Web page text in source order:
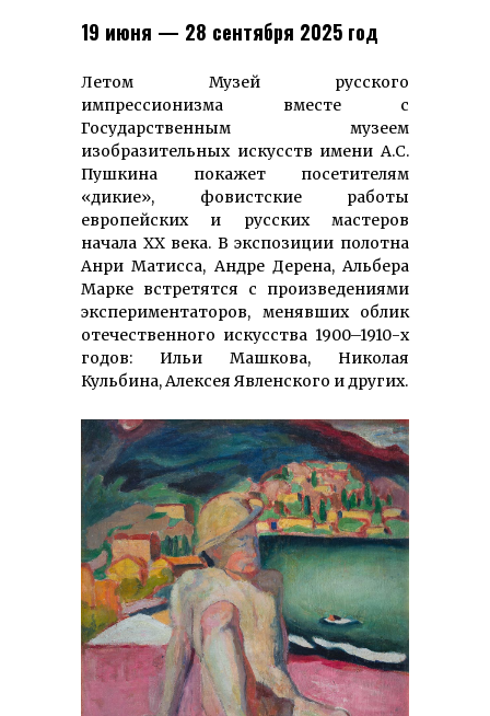
19 июня — 28 сентября 2025 год
Летом Музей русского
импрессионизма вместе с
Государственным музеем
изобразительных искусств имени А.С.
Пушкина покажет посетителям
«дикие», фовистские работы
европейских и русских мастеров
начала XX века. В экспозиции полотна
Анри Матисса, Андре Дерена, Альбера
Марке встретятся с произведениями
экспериментаторов, менявших облик
отечественного искусства 1900–1910-х
годов: Ильи Машкова, Николая
Кульбина, Алексея Явленского и других.